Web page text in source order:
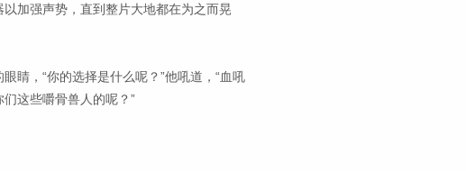
加强声势，直到整片大地都在为之而晃
睛，“你的选择是什么呢？”他吼道，“血吼
这些嚼骨兽人的呢？”